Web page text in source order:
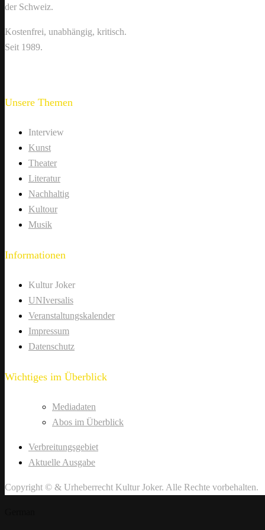
der Schweiz.
Kostenfrei, unabhängig, kritisch.
Seit 1989.
Unsere Themen
Interview
Kunst
Theater
Literatur
Nachhaltig
Kultour
Musik
Informationen
Kultur Joker
UNIversalis
Veranstaltungskalender
Impressum
Datenschutz
Wichtiges im Überblick
Mediadaten
Abos im Überblick
Verbreitungsgebiet
Aktuelle Ausgabe
Copyright © & Urheberrecht Kultur Joker. Alle Rechte vorbehalten.